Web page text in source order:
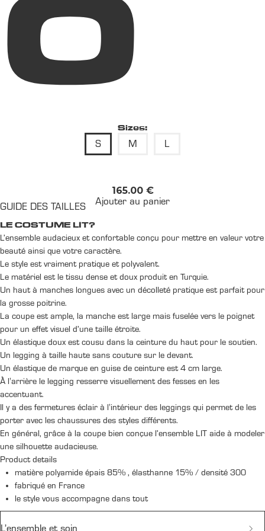
Sizes:
S M L
€
165.00
Ajouter au panier
GUIDE DES TAILLES
LE COSTUME LIT?
L’ensemble audacieux et confortable conçu pour mettre en valeur votre
beauté ainsi que votre caractère.
Le style est vraiment pratique et polyvalent.
Le matériel est le tissu dense et doux produit en Turquie.
Un haut à manches longues avec un décolleté pratique est parfait pour
la grosse poitrine.
La coupe est ample, la manche est large mais fuselée vers le poignet
pour un effet visuel d’une taille étroite.
Un élastique doux est cousu dans la ceinture du haut pour le soutien.
Un legging à taille haute sans couture sur le devant.
Un élastique de marque en guise de ceinture est 4 cm large.
À l'arrière le legging resserre visuellement des fesses en les
accentuant.
Il y a des fermetures éclair à l'intérieur des leggings qui permet de les
porter avec les chaussures des styles différents.
En général, grâce à la coupe bien conçue l’ensemble LIT aide à modeler
une silhouette audacieuse.
Product details
matière polyamide épais 85% , élasthanne 15% / densité 300
fabriqué en France
le style vous accompagne dans tout
L’ensemble et soin